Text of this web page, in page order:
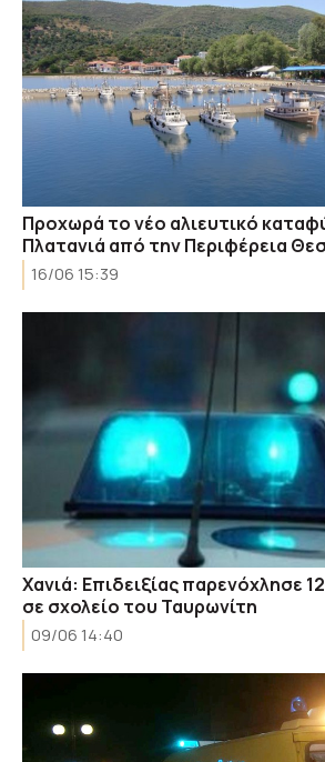
Προχωρά το νέο αλιευτικό
Πλατανιά από την Περιφέρεια
16/06 15:39
Χανιά: Επιδειξίας παρενόχλησε
σε σχολείο του Ταυρωνίτη
09/06 14:40